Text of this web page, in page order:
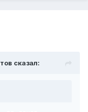
сказал: